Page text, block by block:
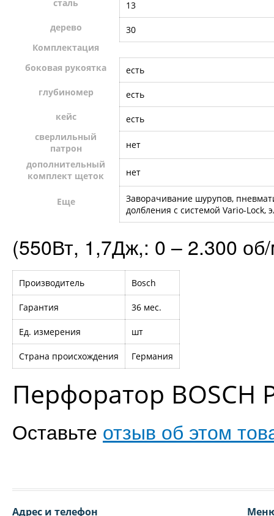
сталь
13
дерево
30
Комплектация
боковая рукоятка
есть
глубиномер
есть
кейс
есть
сверлильный
патрон
нет
дополнительный
комплект щеток
нет
Еще
Заворачивание шурупов,
долбления с системой Vario-Lock,
(550Вт, 1,7Дж,: 0 – 2.300
Производитель Bosch
Гарантия 36 мес.
Ед. измерения шт
Страна происхождения Германия
Перфоратор BOSCH
Оставьте отзыв об этом
Адрес и телефон